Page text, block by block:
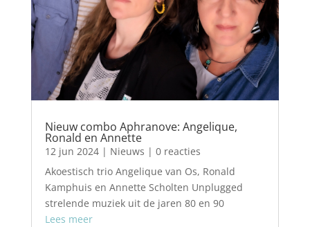
Nieuw combo Aphranove: Angelique,
Ronald en Annette
12 jun 2024| Nieuws | 0 reacties
Akoestisch trio Angelique van Os, Ronald
Kamphuis en Annette Scholten Unplugged
strelende muziek uit de jaren 80 en 90
Lees meer